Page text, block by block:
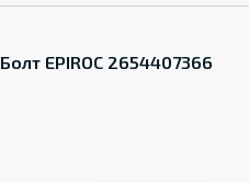
Болт EPIROC 2654407366